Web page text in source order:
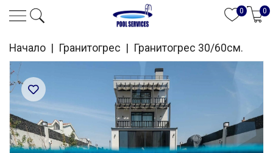
0 0
Начало Гранитогрес Гранитогрес 30/60см.